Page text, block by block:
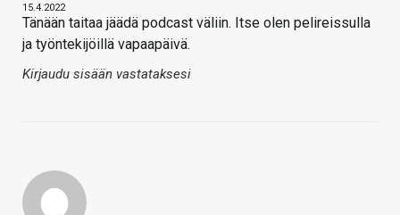
15.4.2022
Tänään taitaa jäädä podcast väliin. Itse olen pelireissulla
ja työntekijöillä vapaapäivä.
Kirjaudu sisään vastataksesi